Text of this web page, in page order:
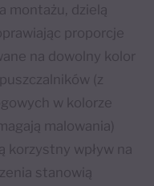
montażu, dzielą
proporcje
na dowolny kolor
(z
w kolorze
malowania)
korzystny wpływ na
stanowią